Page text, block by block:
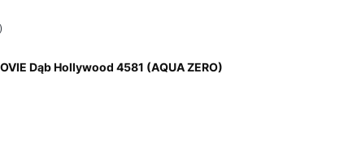
Dąb Hollywood 4581 (AQUA ZERO)